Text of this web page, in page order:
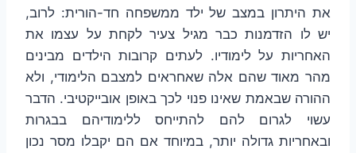
את היתרון במצב של ילד ממשפחה חד-הורית: לרוב,
יש לו הזדמנות כבר מגיל צעיר לקחת על עצמו את
האחריות על לימודיו. לעתים קרובות הילדים מבינים
מהר מאוד שהם אלה שאחראים למצבם הלימודי, ולא
ההורה שבאמת שאינו פנוי לכך באופן אובייקטיבי. הדבר
עשוי לגרום להם להתייחס ללימודיהם בבגרות
ובאחריות גדולה יותר, במיוחד אם הם יקבלו מסר נכון